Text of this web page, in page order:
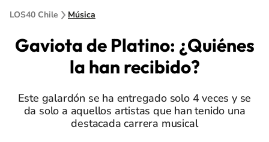
LOS40 Chile Música
Gaviota de Platino: ¿Quiénes
la han recibido?
Este galardón se ha entregado solo 4 veces y se
da solo a aquellos artistas que han tenido una
destacada carrera musical